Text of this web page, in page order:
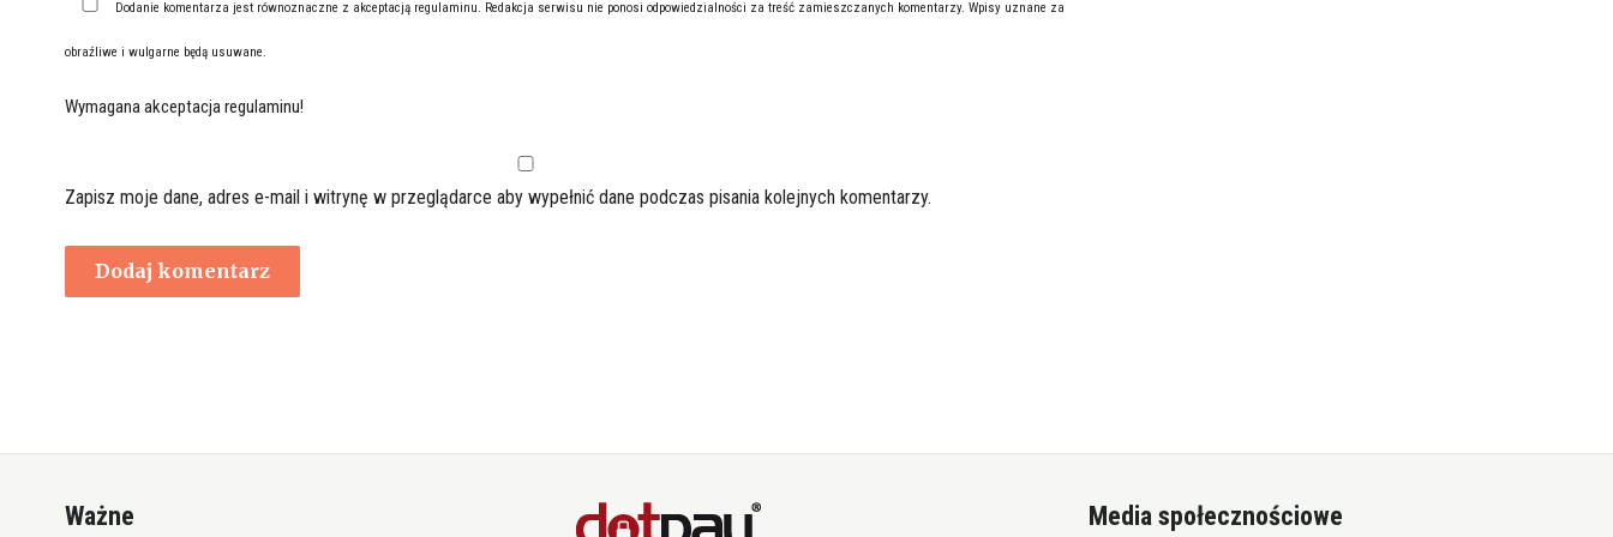
Dodanie komentarza jest równoznaczne z akceptacją regulaminu . Redakcja serwisu nie ponosi odpowiedzialności za treść zamieszczanych komentarzy. Wpisy uznane za
obraźliwe i wulgarne będą usuwane.
Wymagana akceptacja regulaminu!
Zapisz moje dane, adres e-mail i witrynę w przeglądarce aby wypełnić dane podczas pisania kolejnych komentarzy.
Ważne Media społecznościowe